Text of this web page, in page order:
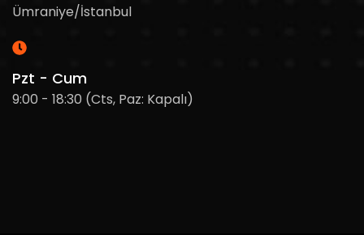
Ümraniye/İstanbul
Pzt - Cum
9:00 - 18:30 (Cts, Paz: Kapalı)